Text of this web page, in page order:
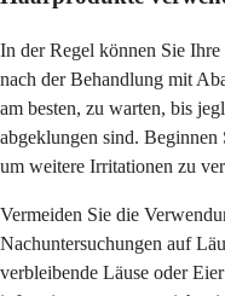
In der Regel können Sie
nach der Behandlung mit
am besten, zu warten, bis
abgeklungen sind.
um weitere Irritationen zu
Vermeiden Sie die
Nachuntersuchungen auf
verbleibende Läuse oder